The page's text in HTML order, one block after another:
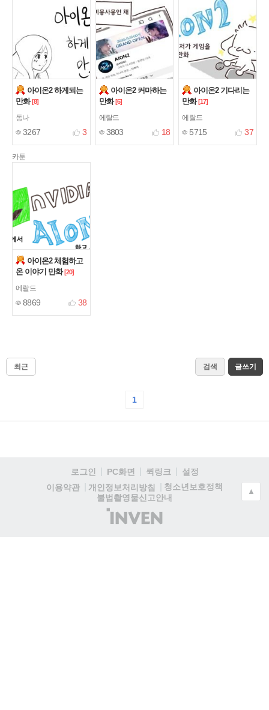
아이온2 하게되는
만화 [8]
동나
3267 3
아이온2 커마하는
만화 [6]
에랄드
3803 18
아이온2 기다리는
만화 [17]
에랄드
5715 37
카툰
아이온2 체험하고
온 이야기 만화 [20]
에랄드
8869 38
최근 검색 글쓰기
1
로그인 PC화면 퀵링크
설정
이용약관
개인정보처리방침
청소년보호정책
불법촬영물신고안내
(주)
인
▲